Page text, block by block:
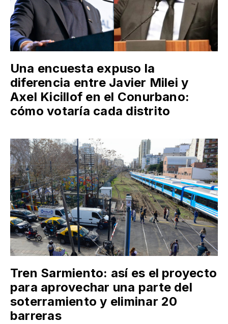
Una encuesta expuso la
diferencia entre Javier Milei y
Axel Kicillof en el Conurbano:
cómo votaría cada distrito
Tren Sarmiento: así es el proyecto
para aprovechar una parte del
soterramiento y eliminar 20
barreras